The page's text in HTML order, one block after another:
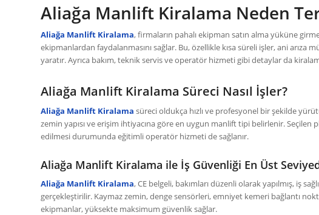
Aliağa Manlift Kiralama Neden
Aliağa Manlift Kiralama, firmaların pahalı ekipman satın alma yüküne
ekipmanlardan faydalanmasını sağlar. Bu, özellikle kısa süreli işler, ani
yaratır. Ayrıca bakım, teknik servis ve operatör hizmeti gibi detaylar da
Aliağa Manlift Kiralama Süreci Nasıl İşler?
Aliağa Manlift Kiralama süreci oldukça hızlı ve profesyonel bir şekilde
zemin yapısı ve erişim ihtiyacına göre en uygun manlift tipi belirlenir. Seçilen
edilmesi durumunda eğitimli operatör hizmeti de sağlanır.
Aliağa Manlift Kiralama ile İş Güvenliği En Üst
Aliağa Manlift Kiralama, CE belgeli, bakımları düzenli olarak yapılmış, iş
gerçekleştirilir. Kaymaz zemin, denge sensörleri, emniyet kemeri bağlantı
ekipmanlar, yüksekte maksimum güvenlik sağlar.